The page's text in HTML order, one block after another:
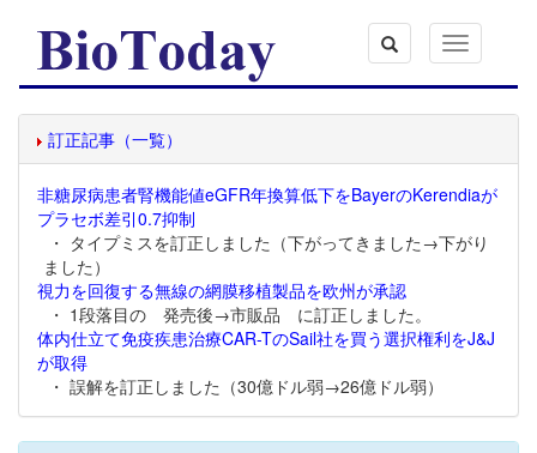
Toggle
navigation
訂正記事（一覧）
非糖尿病患者腎機能値eGFR年換算低下をBayerのKerendiaが
プラセボ差引0.7抑制
・ タイプミスを訂正しました（下がってきました→下がり
ました）
視力を回復する無線の網膜移植製品を欧州が承認
・ 1段落目の 発売後→市販品 に訂正しました。
体内仕立て免疫疾患治療CAR-TのSail社を買う選択権利をJ&J
が取得
・ 誤解を訂正しました（30億ドル弱→26億ドル弱）